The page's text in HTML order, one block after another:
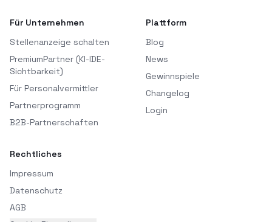
Für Unternehmen
Stellenanzeige schalten
PremiumPartner (KI-IDE-
Sichtbarkeit)
Für Personalvermittler
Partnerprogramm
B2B-Partnerschaften
Plattform
Blog
News
Gewinnspiele
Changelog
Login
Rechtliches
Impressum
Datenschutz
AGB